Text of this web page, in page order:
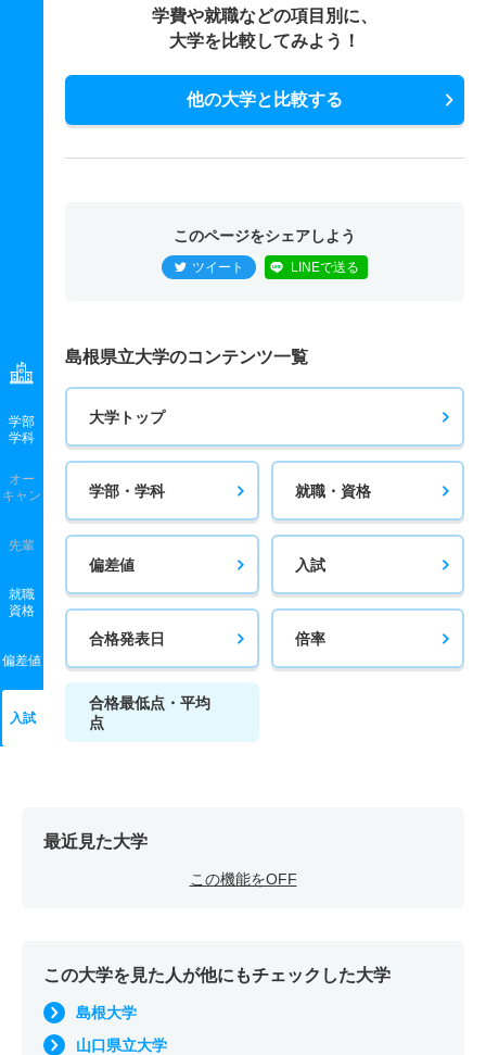
学部
学科
オー
キャン
先輩
就職
資格
偏差値
入試
学費や就職などの項目別に、
大学を比較してみよう！
他の大学と比較する
このページをシェアしよう
ツイート LINEで送る
島根県立大学のコンテンツ一覧
大学トップ
学部・学科 就職・資格
偏差値 入試
合格発表日 倍率
合格最低点・平均
点
最近見た大学
この機能をOFF
この大学を見た人が他にもチェックした大学
島根大学
山口県立大学